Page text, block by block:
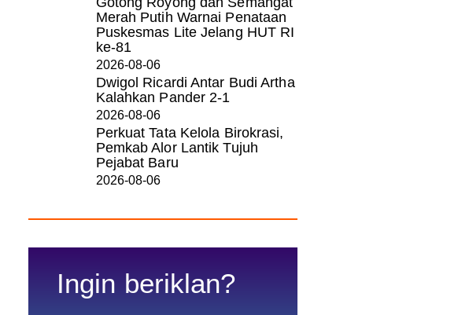
Merah Putih Warnai Penataan
Puskesmas Lite Jelang HUT RI
ke-81
2026-08-06
Dwigol Ricardi Antar Budi Artha
Kalahkan Pander 2-1
2026-08-06
Perkuat Tata Kelola Birokrasi,
Pemkab Alor Lantik Tujuh
Pejabat Baru
2026-08-06
Ingin beriklan?